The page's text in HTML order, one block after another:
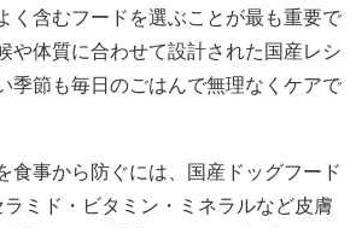
く含むフードを選ぶことが最も重要で
や体質に合わせて設計された国産レシ
季節も毎日のごはんで無理なくケアで
食事から防ぐには、国産ドッグフード
ミド・ビタミン・ミネラルなど皮膚